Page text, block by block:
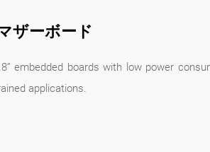
ザーボード
embedded boards with low power
applications.